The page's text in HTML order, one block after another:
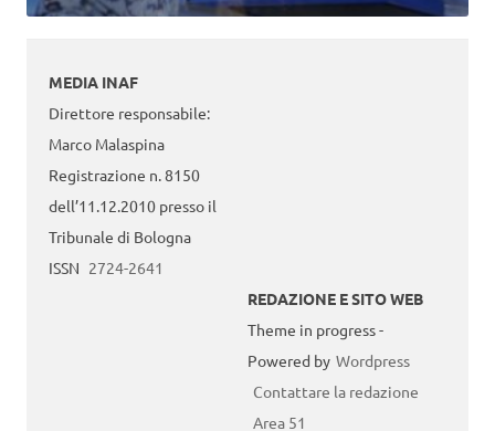
MEDIA INAF
Direttore responsabile:
Marco Malaspina
Registrazione n. 8150
dell’11.12.2010 presso il
Tribunale di Bologna
ISSN 2724-2641
REDAZIONE E SITO WEB
Theme in progress -
Powered by Wordpress
Contattare la redazione
Area 51